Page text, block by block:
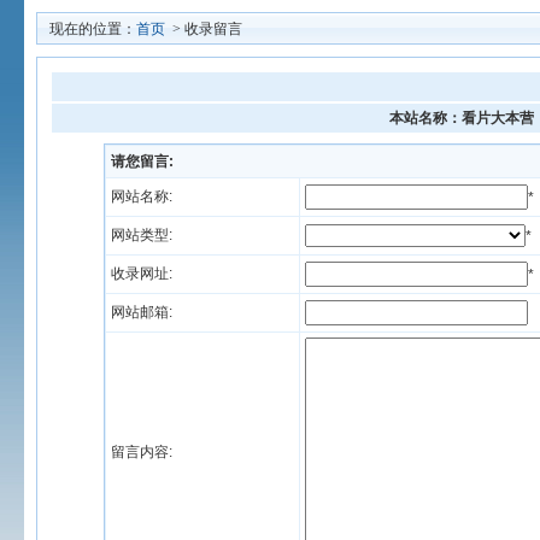
现在的位置： 首页 > 收录留言
本站名称：看片大本
请您留言:
网站名称: *
网站类型: *
收录网址: *
网站邮箱:
留言内容: